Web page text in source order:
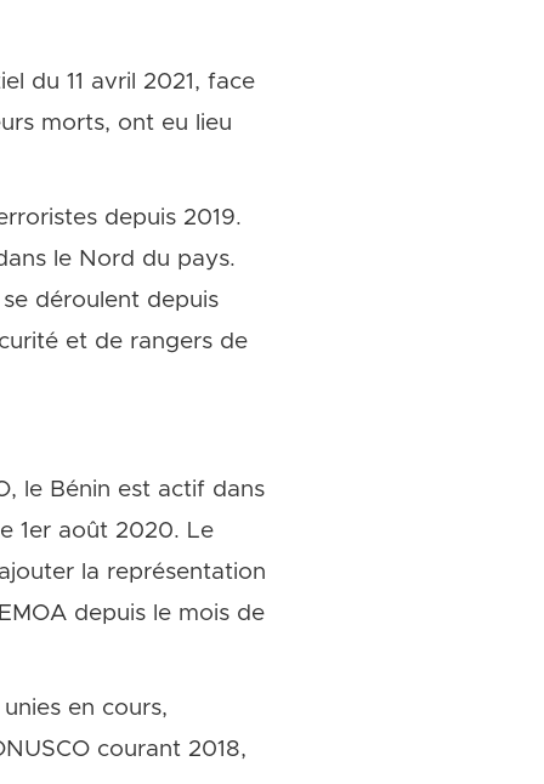
du 11 avril 2021, face
morts, ont eu lieu
depuis 2019.
le Nord du pays.
déroulent depuis
et de rangers de
le Bénin est actif dans
1er août 2020. Le
la représentation
depuis le mois de
en cours,
courant 2018,